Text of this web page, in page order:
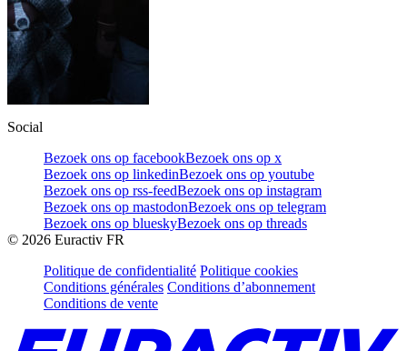
Social
Bezoek ons op facebookBezoek ons op x
Bezoek ons op linkedinBezoek ons op youtube
Bezoek ons op rss-feedBezoek ons op instagram
Bezoek ons op mastodonBezoek ons op telegram
Bezoek ons op blueskyBezoek ons op threads
© 2026 Euractiv FR
Politique de confidentialité Politique cookies
Conditions générales Conditions d’abonnement
Conditions de vente